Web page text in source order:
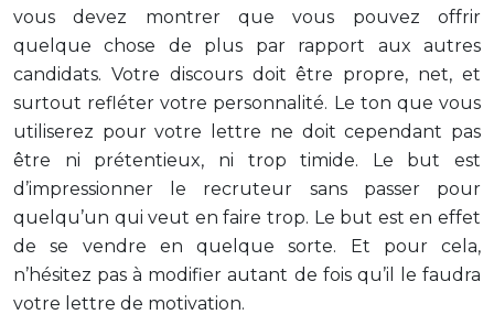
vous devez montrer que vous pouvez offrir
quelque chose de plus par rapport aux autres
candidats. Votre discours doit être propre, net, et
surtout refléter votre personnalité. Le ton que vous
utiliserez pour votre lettre ne doit cependant pas
être ni prétentieux, ni trop timide. Le but est
d’impressionner le recruteur sans passer pour
quelqu’un qui veut en faire trop. Le but est en effet
de se vendre en quelque sorte. Et pour cela,
n’hésitez pas à modifier autant de fois qu’il le faudra
votre lettre de motivation.